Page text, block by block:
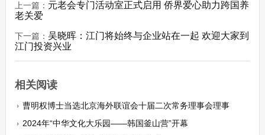
上一篇： 元老会专门活动室正式启用 侨界爱心助力跨国养
老关爱
下一篇： 吴晓晖：江门将始终与企业站在一起 欢迎大家到
江门投资兴业
相关阅读
曹明权博士当选北京海外联谊会十届二次常务理事会理事
2024年“中华文化大乐园——韩国釜山营”开幕